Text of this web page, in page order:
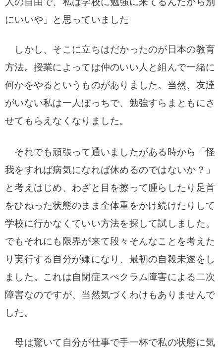
にいいや」と思っていました
しかし、そこに立ちはだかったのが日本の教育
方法。授業によっては仲のいい人と組んで一緒に
何かをやるというものがありました。当然、友達
がいない私は一人ぼっちで、勉強すらまともにさ
せてもらえなくなりました。
それでも頑張って通いましたがある時から「怪
我をすれば病気になれば休めるのではないか？」
と考えはじめ、わざと目を擦って腫らしたり足首
をひねった状態のまま全体重をかけ続けたりして
学校に行かなくていい方法を探して試しました。
でもそれにも限界が来て段々そんなことを考えた
り実行する自分が嫌になり、最初の自殺未遂をし
ました。これは自閉症スぺクラム障害による二次
障害なのですが、当然気づくわけもありませんで
した。
母は驚いて自分が仕事で手一杯で私の状態に気